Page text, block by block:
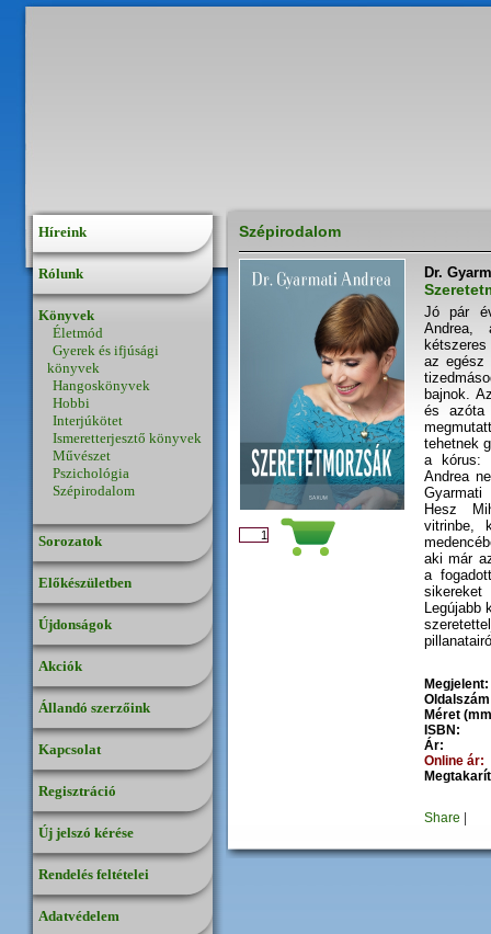
Híreink
Rólunk
Könyvek
Életmód
Gyerek és ifjúsági
könyvek
Hangoskönyvek
Hobbi
Interjúkötet
Ismeretterjesztő könyvek
Művészet
Pszichológia
Szépirodalom
Sorozatok
Előkészületben
Újdonságok
Akciók
Állandó szerzőink
Kapcsolat
Regisztráció
Új jelszó kérése
Rendelés feltételei
Adatvédelem
Szépirodalom
Dr.
Jó pár
Andrea,
az egész
bajnok.
és azóta
tehetnek
a kórus:
Andrea
Hesz
vitrinbe,
aki már
a
Legújabb
Megjelent:
Méret
ISBN:
Ár:
Online ár:
Share